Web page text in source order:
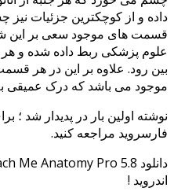
داده و از کوچکترین جزئیات
قسمت های موجود سعی بر این
علوم پزشکی ربط داده شده و هر
بین رود. علاوه بر این در هر
موجود می باشد که درک عمیقی
نوشته اولین بار در پدیدار شد
فارسروید مراجعه کنید.
اندروید !